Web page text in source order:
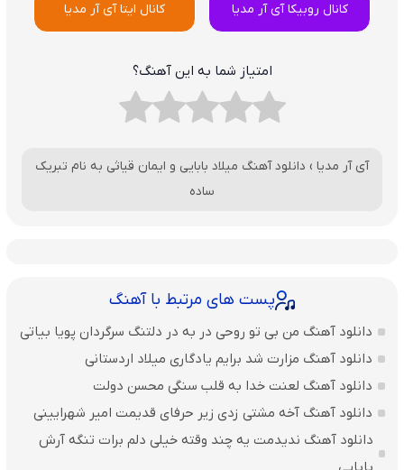
کانال روبیکا آی آر مدیا کانال ایتا آی آر مدیا
امتیاز شما به این آهنگ؟
آی آر مدیا › دانلود آهنگ میلاد بابایی و ایمان قیاثی به نام تبریک
ساده
پست های مرتبط با آهنگ
دانلود آهنگ من بی تو روحی در به در دلتنگ سرگردان پویا بیاتی
دانلود آهنگ مزارت شد برایم یادگاری میلاد اردستانی
دانلود آهنگ لعنت خدا به قلب سنگی محسن دولت
دانلود آهنگ آخه مشتی زدی زیر حرفای قدیمت امیر شهرایینی
دانلود آهنگ ندیدمت یه چند وقته خیلی دلم برات تنگه آرش